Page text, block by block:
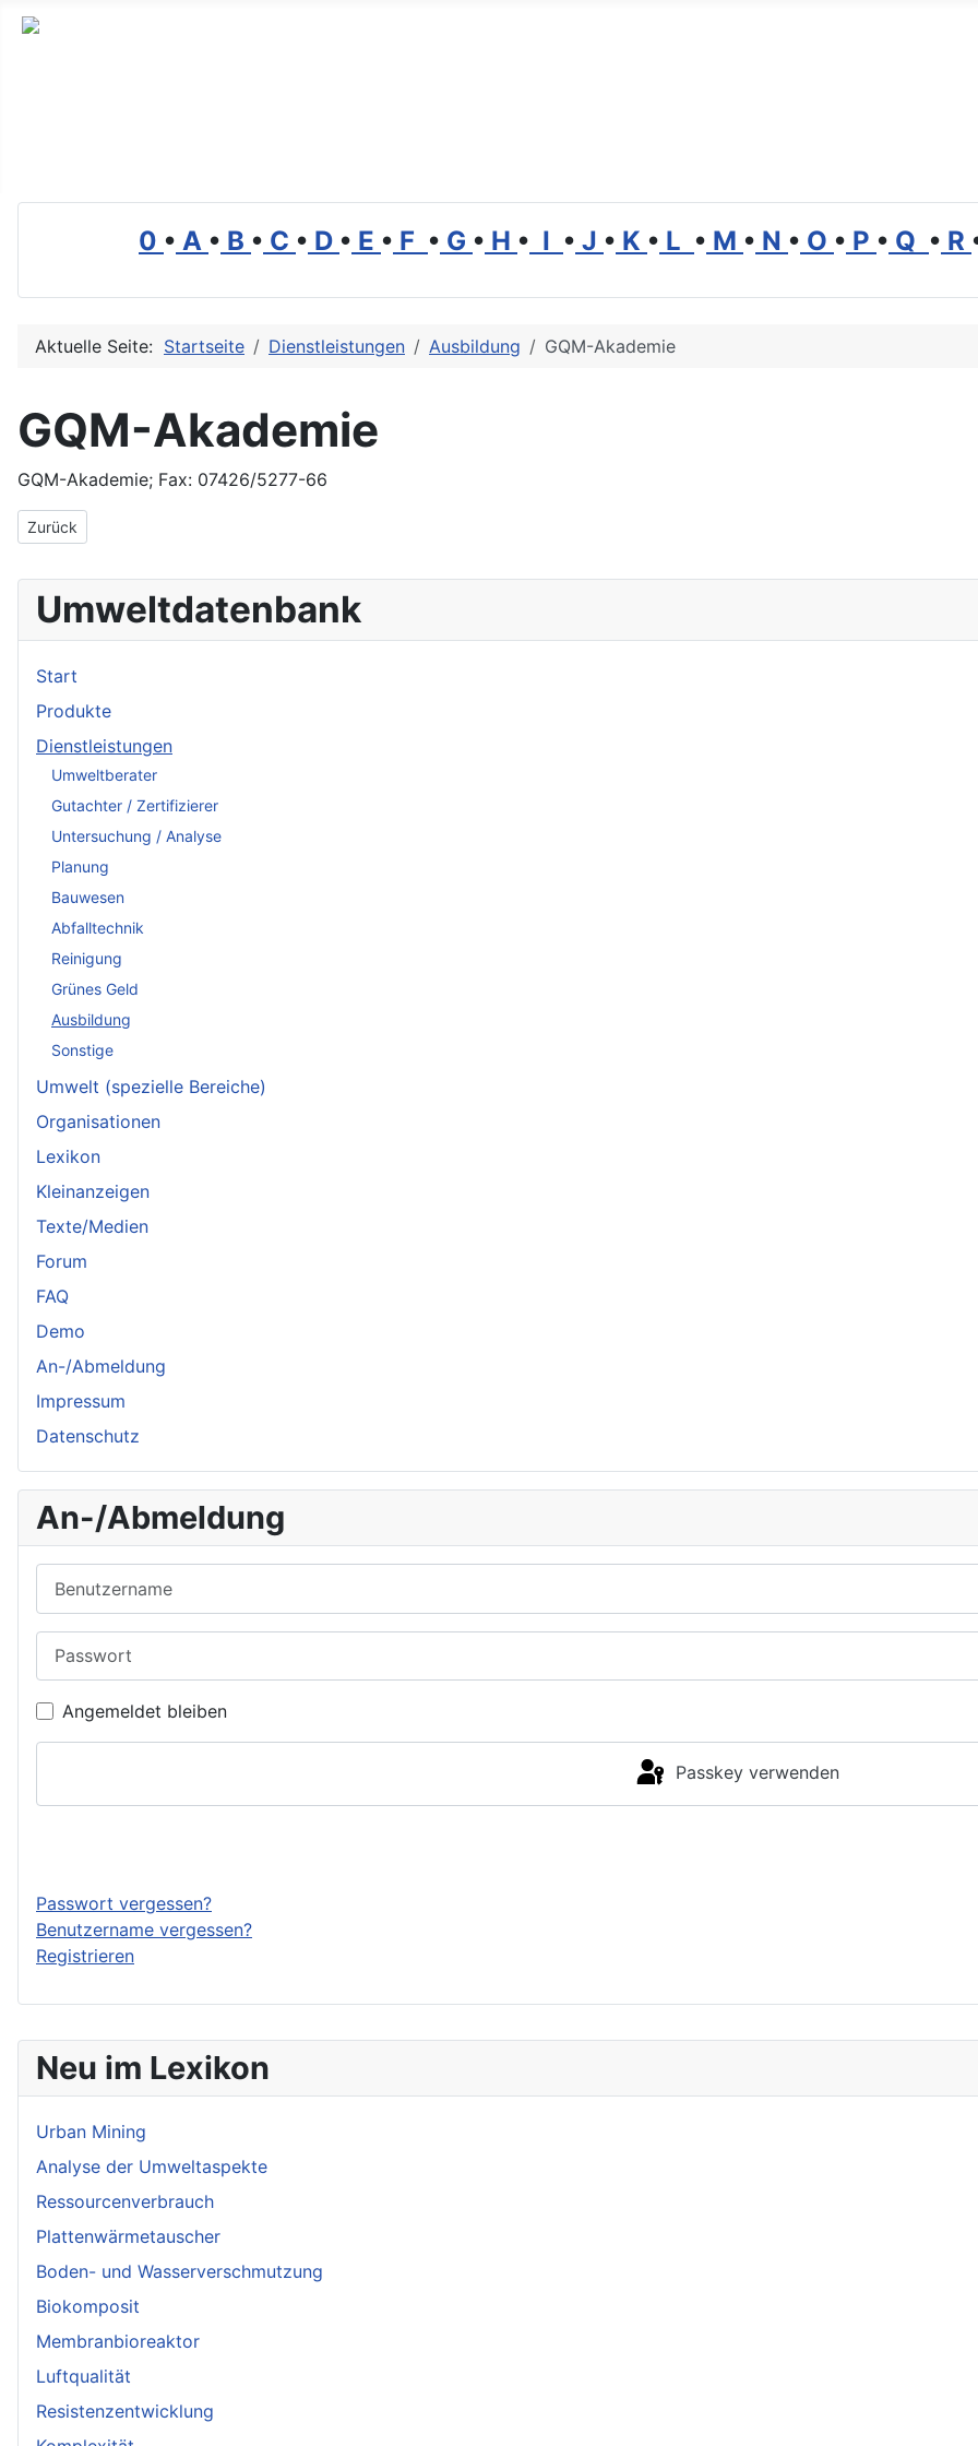
0 • A • B • C • D • E • F • G • H • I • J • K • L • M • N • O • P • Q • R
Neu im Lexikon
Urban Mining
Analyse der Umweltaspekte
Ressourcenverbrauch
Plattenwärmetauscher
Boden- und Wasserverschmutzung
Biokomposit
Membranbioreaktor
Luftqualität
Resistenzentwicklung
Aktuelle Seite: Startseite Dienstleistungen Ausbildung GQM-Akademie
GQM-Akademie
GQM-Akademie; Fax: 07426/5277-66
Vorheriger Beitrag: GMT Butz & Partner
Zurück
Umweltdatenbank
Start
Produkte
Dienstleistungen
Umweltberater
Gutachter / Zertifizierer
Untersuchung / Analyse
Planung
Bauwesen
Abfalltechnik
Reinigung
Grünes Geld
Ausbildung
Sonstige
Umwelt (spezielle Bereiche)
Organisationen
Lexikon
Kleinanzeigen
Texte/Medien
Forum
FAQ
Demo
An-/Abmeldung
Impressum
Datenschutz
An-/Abmeldung
Angemeldet bleiben
Passkey verwenden
Passwort vergessen?
Benutzername vergessen?
Registrieren